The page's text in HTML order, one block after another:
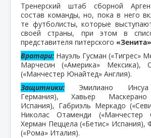
Тренерский штаб сборной
состав команды, но, пока в него
те футболисты, которые
своей страны, при этом в
представителя питерского «Зенита»
Вратари: Науэль Гусман («Тигрес»
Марчесин («Америка» Мексика),
(«Манчестер Юнайтед» Англия).
Защитники: Эмилиано Инсуа
Германия), Хавьер Маскерано
Испания), Габриэль Меркадо
Николас Отаменди («Манчестер
Херман Пеццела («Бетис» Испания),
(«Рома» Италия).